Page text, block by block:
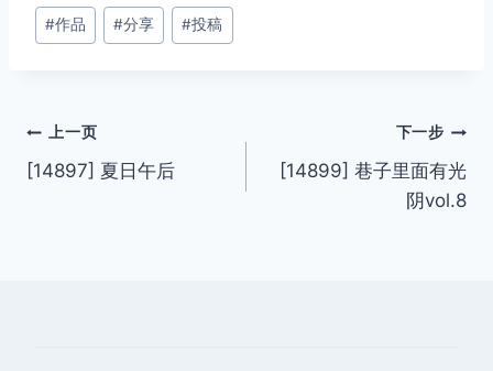
文
章
#作品 #分享 #投稿
文
章
上一页
[14897] 夏日午后
下一步
[14899] 巷子里面有光
阴vol.8